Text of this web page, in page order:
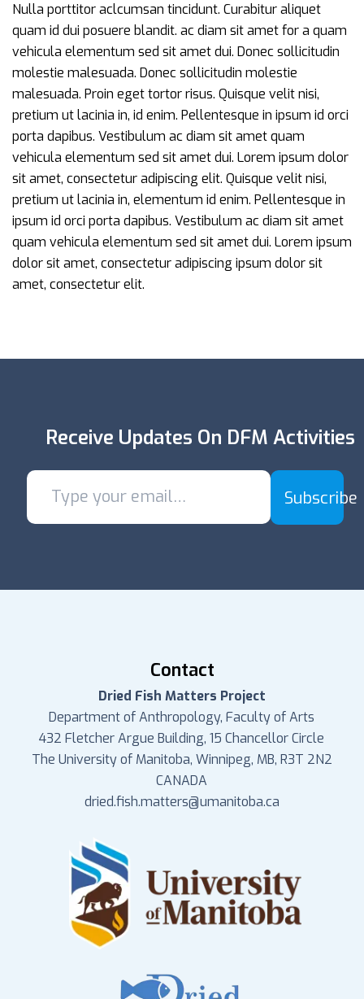
Nulla porttitor aclcumsan tincidunt. Curabitur aliquet
quam id dui posuere blandit. ac diam sit amet for a quam
vehicula elementum sed sit amet dui. Donec sollicitudin
molestie malesuada. Donec sollicitudin molestie
malesuada. Proin eget tortor risus. Quisque velit nisi,
pretium ut lacinia in, id enim. Pellentesque in ipsum id orci
porta dapibus. Vestibulum ac diam sit amet quam
vehicula elementum sed sit amet dui. Lorem ipsum dolor
sit amet, consectetur adipiscing elit. Quisque velit nisi,
pretium ut lacinia in, elementum id enim. Pellentesque in
ipsum id orci porta dapibus. Vestibulum ac diam sit amet
quam vehicula elementum sed sit amet dui. Lorem ipsum
dolor sit amet, consectetur adipiscing ipsum dolor sit
amet, consectetur elit.
Receive Updates On DFM Activities
Subscribe
Contact
Dried Fish Matters Project
Department of Anthropology, Faculty of Arts
432 Fletcher Argue Building, 15 Chancellor Circle
The University of Manitoba, Winnipeg, MB, R3T 2N2
CANADA
dried.fish.matters@umanitoba.ca